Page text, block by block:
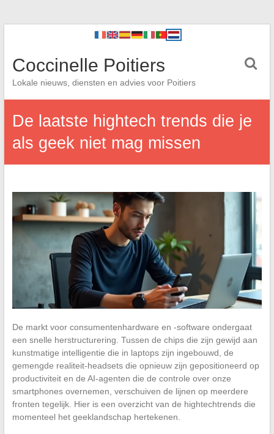
Coccinelle Poitiers
Lokale nieuws, diensten en advies voor Poitiers
De laatste hightech trends die je
als geek niet mag missen
De markt voor consumentenhardware en -software ondergaat
een snelle herstructurering. Tussen de chips die zijn gewijd aan
kunstmatige intelligentie die in laptops zijn ingebouwd, de
gemengde realiteit-headsets die opnieuw zijn gepositioneerd op
productiviteit en de AI-agenten die de controle over onze
smartphones overnemen, verschuiven de lijnen op meerdere
fronten tegelijk. Hier is een overzicht van de hightechtrends die
momenteel het geeklandschap hertekenen.